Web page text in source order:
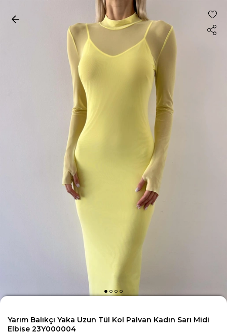
Yarım Balıkçı Yaka Uzun Tül Kol Palvan Kadın Sarı Midi
Elbise 23Y000004